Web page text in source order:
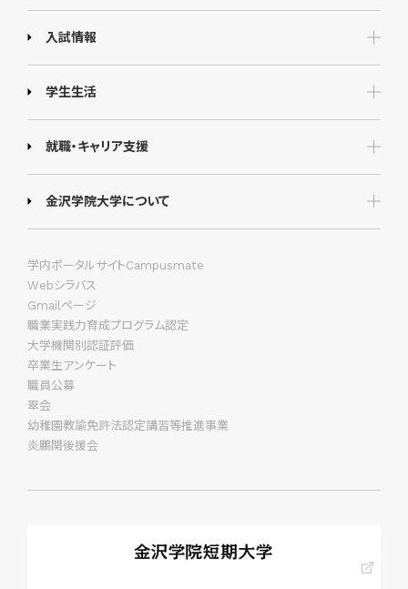
入試情報
学生生活
就職・キャリア支援
金沢学院大学について
学内ポータルサイトCampusmate
Webシラバス
Gmailページ
職業実践力育成プログラム認定
大学機関別認証評価
卒業生アンケート
職員公募
翠会
幼稚園教諭免許法認定講習等推進事業
炎鵬関後援会